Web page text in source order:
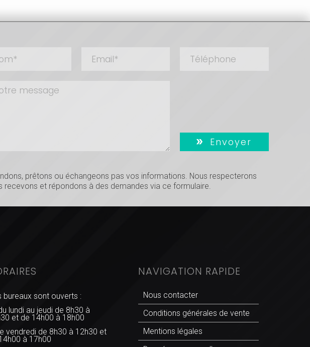
Envoyer
prêtons ou échangeons pas vos informations. Nous respecterons
recevons et répondons à des demandes via ce formulaire.
bureaux sont ouverts :
lundi au jeudi de 8h30 à
et de 14h00 à 18h00
le vendredi de 8h30 à 12h30 et
à 17h00
NAVIGATION RAPIDE
Nous contacter
Conditions générales de vente
Mentions légales